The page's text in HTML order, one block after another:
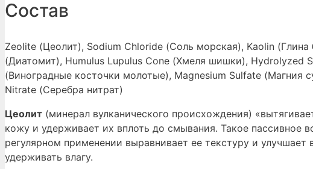
Состав
Zeolite (Цеолит), Sodium Chloride (Соль морская), Kaolin
(Диатомит), Humulus Lupulus Cone (Хмеля шишки), Hydrolyzed
(Виноградные косточки молотые), Magnesium Sulfate (Магния
Nitrate (Серебра нитрат)
Цеолит (минерал вулканического происхождения)
кожу и удерживает их вплоть до смывания. Такое пассивное
регулярном применении выравнивает ее текстуру и
удерживать влагу.